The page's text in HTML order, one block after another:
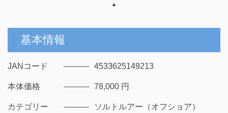
基本情報
JANコード 4533625149213
本体価格 78,000 円
カテゴリー ソルトルアー（オフショア）